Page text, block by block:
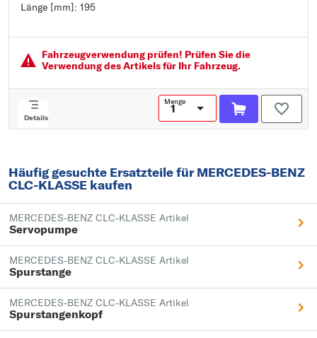
Länge [mm]: 195
paarige Artikelnummer: 0 986 140 461
Länge [mm]: 195
Fahrzeugver­wendung prüfen! Prüfen Sie die
Verwendung des Artikels für Ihr Fahrzeug.
Details
Menge
Häufig gesuchte Ersatzteile für MERCEDES-BENZ
CLC-KLASSE kaufen
MERCEDES-BENZ CLC-KLASSE Artikel
Servopumpe
MERCEDES-BENZ CLC-KLASSE Artikel
Spurstange
MERCEDES-BENZ CLC-KLASSE Artikel
Spurstangenkopf